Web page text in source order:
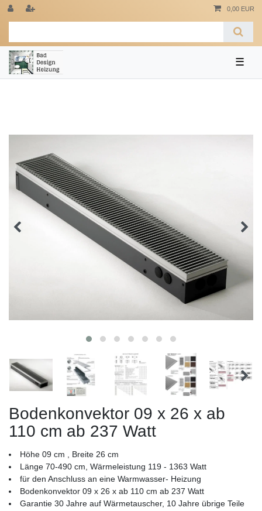
0,00 EUR
☰
Bodenkonvektor 09 x 26 x ab
110 cm ab 237 Watt
Höhe 09 cm , Breite 26 cm
Länge 70-490 cm, Wärmeleistung 119 - 1363 Watt
für den Anschluss an eine Warmwasser- Heizung
Bodenkonvektor 09 x 26 x ab 110 cm ab 237 Watt
Garantie 30 Jahre auf Wärmetauscher, 10 Jahre übrige Teile